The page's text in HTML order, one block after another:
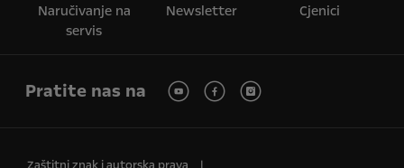
Naručivanje na
servis
Newsletter Cjenici
Pratite nas na